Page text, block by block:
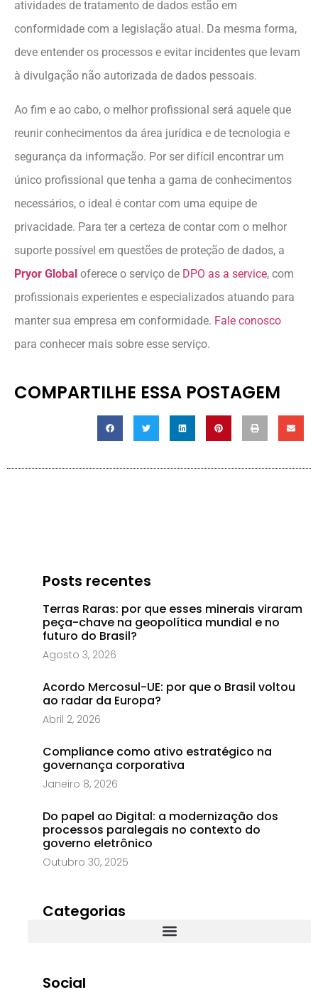
atividades de tratamento de dados estão em
conformidade com a legislação atual. Da mesma forma,
deve entender os processos e evitar incidentes que levam
à divulgação não autorizada de dados pessoais.
Ao fim e ao cabo, o melhor profissional será aquele que
reunir conhecimentos da área jurídica e de tecnologia e
segurança da informação. Por ser difícil encontrar um
único profissional que tenha a gama de conhecimentos
necessários, o ideal é contar com uma equipe de
privacidade. Para ter a certeza de contar com o melhor
suporte possível em questões de proteção de dados, a
Pryor Global oferece o serviço de DPO as a service, com
profissionais experientes e especializados atuando para
manter sua empresa em conformidade. Fale conosco
para conhecer mais sobre esse serviço.
COMPARTILHE ESSA POSTAGEM
Posts recentes
Terras Raras: por que esses minerais viraram
peça-chave na geopolítica mundial e no
futuro do Brasil?
Agosto 3, 2026
Acordo Mercosul-UE: por que o Brasil voltou
ao radar da Europa?
Abril 2, 2026
Compliance como ativo estratégico na
governança corporativa
Janeiro 8, 2026
Do papel ao Digital: a modernização dos
processos paralegais no contexto do
governo eletrônico
Outubro 30, 2025
Categorias
Social